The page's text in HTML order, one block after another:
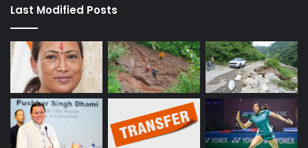
Last Modified Posts